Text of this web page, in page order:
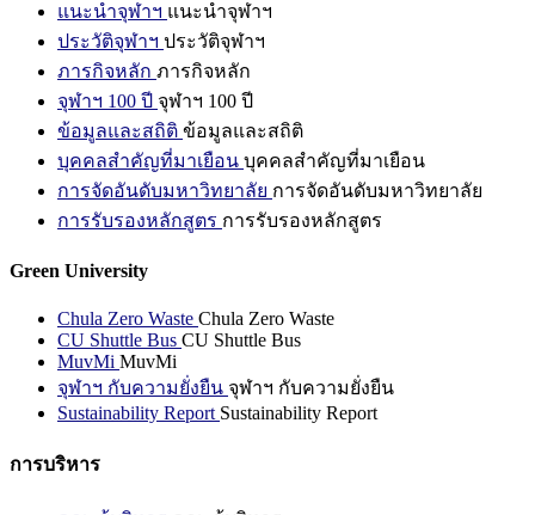
แนะนำจุฬาฯ แนะนำจุฬาฯ
ประวัติจุฬาฯ ประวัติจุฬาฯ
ภารกิจหลัก ภารกิจหลัก
จุฬาฯ 100 ปี จุฬาฯ 100 ปี
ข้อมูลและสถิติ ข้อมูลและสถิติ
บุคคลสำคัญที่มาเยือน บุคคลสำคัญที่มาเยือน
การจัดอันดับมหาวิทยาลัย การจัดอันดับมหาวิทยาลัย
การรับรองหลักสูตร การรับรองหลักสูตร
Green University
Chula Zero Waste Chula Zero Waste
CU Shuttle Bus CU Shuttle Bus
MuvMi MuvMi
จุฬาฯ กับความยั่งยืน จุฬาฯ กับความยั่งยืน
Sustainability Report Sustainability Report
การบริหาร